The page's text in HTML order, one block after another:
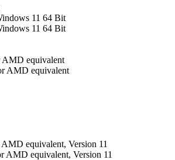
11 64 Bit
11 64 Bit
AMD equivalent
AMD equivalent
equivalent, Version 11
equivalent, Version 11